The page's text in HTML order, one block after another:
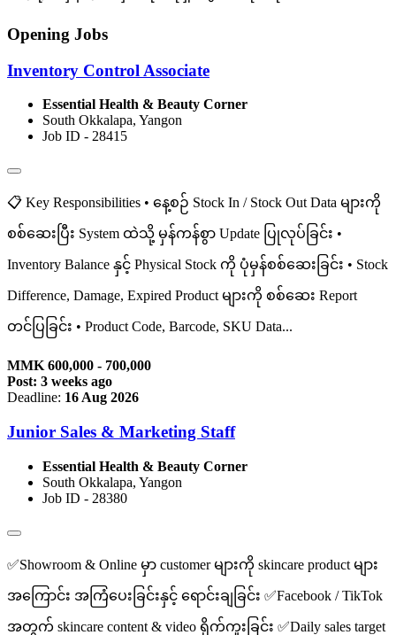
Opening Jobs
Inventory Control Associate
Essential Health & Beauty Corner
South Okkalapa, Yangon
Job ID - 28415
📋 Key Responsibilities • နေ့စဉ် Stock In / Stock Out Data များကို
စစ်ဆေးပြီး System ထဲသို့ မှန်ကန်စွာ Update ပြုလုပ်ခြင်း •
Inventory Balance နှင့် Physical Stock ကို ပုံမှန်စစ်ဆေးခြင်း • Stock
Difference, Damage, Expired Product များကို စစ်ဆေး Report
တင်ပြခြင်း • Product Code, Barcode, SKU Data...
MMK 600,000 - 700,000
Post: 3 weeks ago
Deadline: 16 Aug 2026
Junior Sales & Marketing Staff
Essential Health & Beauty Corner
South Okkalapa, Yangon
Job ID - 28380
✅️Showroom & Online မှာ customer များကို skincare product များ
အကြောင်း အကြံပေးခြင်းနှင့် ရောင်းချခြင်း ✅️Facebook / TikTok
အတွက် skincare content & video ရိုက်ကူးခြင်း ✅️Daily sales target